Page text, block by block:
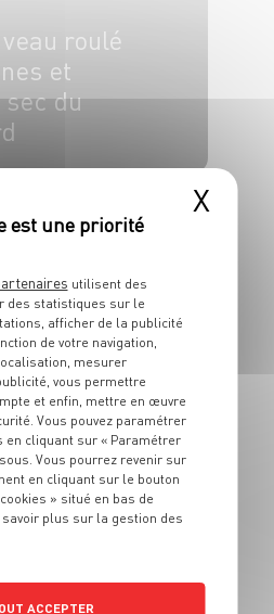
roulé
et
du
saumon
&
50 min 50 min
X
utilisent des
des statistiques sur le
afficher de la publicité
de votre navigation,
mesurer
vous permettre
et enfin, mettre en œuvre
Vous pouvez paramétrer
en cliquant sur « Paramétrer
Vous pourrez revenir sur
en cliquant sur le bouton
» situé en bas de
savoir plus sur la gestion des
ACCEPTER